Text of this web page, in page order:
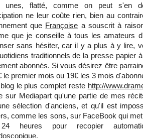
unes, flatté, comme on peut s'en
ne leur coûte rien, bien au
que Françoise a souscrit à
que je conseille à tous les amateurs
sans hésiter, car il y a plus à y lire,
traditionnels de la presse papier
abonnés. Si vous désirez être
le premier mois ou 19€ les 3 mois
le plus complet reste http://
sur Mediapart qu'une partie de mes
sélection d'anciens, et qu'il est
comme les sons, sur FaceBook qui
heures pour recopier